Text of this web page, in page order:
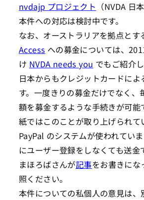
nvdajp プロジェクト （NVDA 日
本件への対応は検討中です。
なお、オーストラリアを拠点とす
Access への募金については、
け NVDA needs you でもご紹介
日本からもクレジットカードによ
す。一度きりの募金だけでなく、
額を募金するような手続きが可能
紙ではこのことが取り上げられて
PayPal のシステムが使われてい
にユーザー登録をしなくても送金
まほろばさんが記事をお書きにな
照ください。
本件についての私個人の意見は、